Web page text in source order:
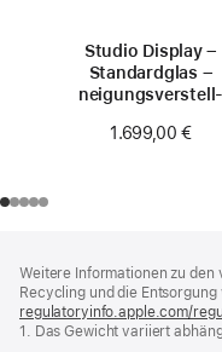
Studio Display –
Standardglas –
neigungs­verstell­
1.699,00 €
Weitere Informationen zu den
Recycling und die
regulatoryinfo.apple.com/
1. Das Gewicht variiert